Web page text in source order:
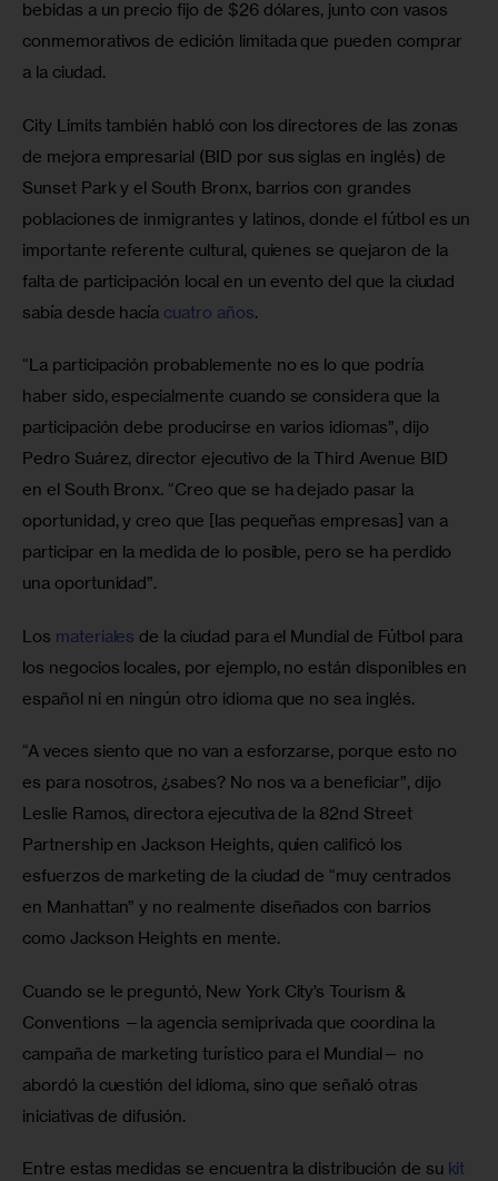
bebidas a un precio fijo de $26 dólares, junto con vasos
conmemorativos de edición limitada que pueden comprar
a la ciudad.
City Limits también habló con los directores de las zonas
de mejora empresarial (BID por sus siglas en inglés) de
Sunset Park y el South Bronx, barrios con grandes
poblaciones de inmigrantes y latinos, donde el fútbol es un
importante referente cultural, quienes se quejaron de la
falta de participación local en un evento del que la ciudad
sabía desde hacía cuatro años.
“La participación probablemente no es lo que podría
haber sido, especialmente cuando se considera que la
participación debe producirse en varios idiomas”, dijo
Pedro Suárez, director ejecutivo de la Third Avenue BID
en el South Bronx. “Creo que se ha dejado pasar la
oportunidad, y creo que [las pequeñas empresas] van a
participar en la medida de lo posible, pero se ha perdido
una oportunidad”.
Los materiales de la ciudad para el Mundial de Fútbol para
los negocios locales, por ejemplo, no están disponibles en
español ni en ningún otro idioma que no sea inglés.
“A veces siento que no van a esforzarse, porque esto no
es para nosotros, ¿sabes? No nos va a beneficiar”, dijo
Leslie Ramos, directora ejecutiva de la 82nd Street
Partnership en Jackson Heights, quien calificó los
esfuerzos de marketing de la ciudad de “muy centrados
en Manhattan” y no realmente diseñados con barrios
como Jackson Heights en mente.
Cuando se le preguntó, New York City’s Tourism &
Conventions —la agencia semiprivada que coordina la
campaña de marketing turístico para el Mundial— no
abordó la cuestión del idioma, sino que señaló otras
iniciativas de difusión.
Entre estas medidas se encuentra la distribución de su kit